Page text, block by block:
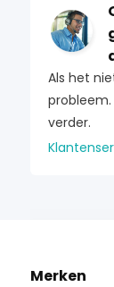
Als het
probleem.
verder.
Merken